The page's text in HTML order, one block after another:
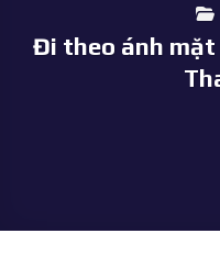
Đi theo ánh